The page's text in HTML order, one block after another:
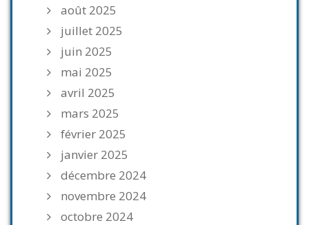
août 2025
juillet 2025
juin 2025
mai 2025
avril 2025
mars 2025
février 2025
janvier 2025
décembre 2024
novembre 2024
octobre 2024